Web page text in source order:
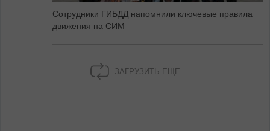
Сотрудники ГИБДД напомнили ключевые правила
движения на СИМ
ЗАГРУЗИТЬ ЕЩЕ